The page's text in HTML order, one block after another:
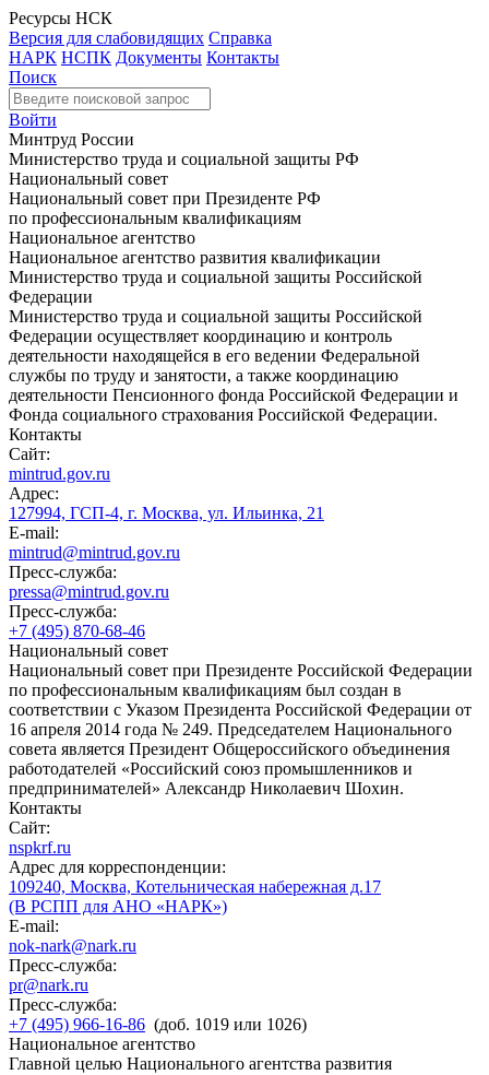
Ресурсы НСК
Версия для слабовидящих Справка
НАРК НСПК Документы Контакты
Поиск
Войти
Минтруд России
Министерство труда и социальной защиты РФ
Национальный совет
Национальный совет при Президенте РФ
по профессиональным квалификациям
Национальное агентство
Национальное агентство развития квалификации
Министерство труда и социальной защиты Российской
Федерации
Министерство труда и социальной защиты Российской
Федерации осуществляет координацию и контроль
деятельности находящейся в его ведении Федеральной
службы по труду и занятости, а также координацию
деятельности Пенсионного фонда Российской Федерации и
Фонда социального страхования Российской Федерации.
Контакты
Сайт:
mintrud.gov.ru
Адрес:
127994, ГСП-4, г. Москва, ул. Ильинка, 21
E-mail:
mintrud@mintrud.gov.ru
Пресс-служба:
pressa@mintrud.gov.ru
Пресс-служба:
+7 (495) 870-68-46
Национальный совет
Национальный совет при Президенте Российской Федерации
по профессиональным квалификациям был создан в
соответствии с Указом Президента Российской Федерации от
16 апреля 2014 года № 249. Председателем Национального
совета является Президент Общероссийского объединения
работодателей «Российский союз промышленников и
предпринимателей» Александр Николаевич Шохин.
Контакты
Сайт:
nspkrf.ru
Адрес для корреспонденции:
109240, Москва, Котельническая набережная д.17
(В РСПП для АНО «НАРК»)
E-mail:
nok-nark@nark.ru
Пресс-служба:
pr@nark.ru
Пресс-служба:
+7 (495) 966-16-86 (доб. 1019 или 1026)
Национальное агентство
Главной целью Национального агентства развития